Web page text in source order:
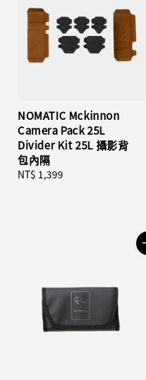
NOMATIC Mckinnon
Camera Pack 25L
Divider Kit 25L 攝影背
包內隔
Regular
NT$ 1,399